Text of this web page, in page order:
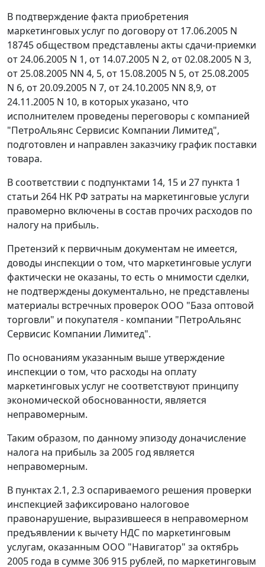
В подтверждение факта приобретения
маркетинговых услуг по договору от 17.06.2005 N
18745 обществом представлены акты сдачи-приемки
от 24.06.2005 N 1, от 14.07.2005 N 2, от 02.08.2005 N 3,
от 25.08.2005 NN 4, 5, от 15.08.2005 N 5, от 25.08.2005
N 6, от 20.09.2005 N 7, от 24.10.2005 NN 8,9, от
24.11.2005 N 10, в которых указано, что
исполнителем проведены переговоры с компанией
"ПетроАльянс Сервисис Компании Лимитед",
подготовлен и направлен заказчику график поставки
товара.
В соответствии с подпунктами 14, 15 и 27 пункта 1
статьи 264 НК РФ затраты на маркетинговые услуги
правомерно включены в состав прочих расходов по
налогу на прибыль.
Претензий к первичным документам не имеется,
доводы инспекции о том, что маркетинговые услуги
фактически не оказаны, то есть о мнимости сделки,
не подтверждены документально, не представлены
материалы встречных проверок ООО "База оптовой
торговли" и покупателя - компании "ПетроАльянс
Сервисис Компании Лимитед".
По основаниям указанным выше утверждение
инспекции о том, что расходы на оплату
маркетинговых услуг не соответствуют принципу
экономической обоснованности, является
неправомерным.
Таким образом, по данному эпизоду доначисление
налога на прибыль за 2005 год является
неправомерным.
В пунктах 2.1, 2.3 оспариваемого решения проверки
инспекцией зафиксировано налоговое
правонарушение, выразившееся в неправомерном
предъявлении к вычету НДС по маркетинговым
услугам, оказанным ООО "Навигатор" за октябрь
2005 года в сумме 306 915 рублей, по маркетинговым